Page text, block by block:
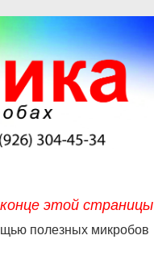
этой страницы
полезных микробов